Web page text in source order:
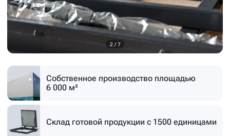
3 / 7
Собственное производство площадью
6 000 м²
Склад готовой продукции с 1500 единицами